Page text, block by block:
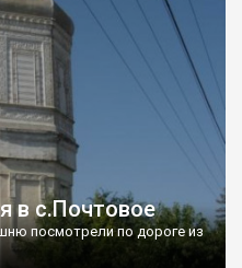
в с.Почтовое
посмотрели по дороге из